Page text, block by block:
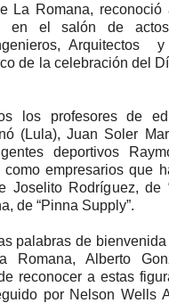
La Romana, reconoció
en el salón de
Arquitectos y
de la celebración del
los profesores de
(Lula), Juan Soler
deportivos
como empresarios que
Joselito Rodríguez, de
de “Pinna Supply”.
palabras de
Romana, Alberto
reconocer a estas
por Nelson Wells